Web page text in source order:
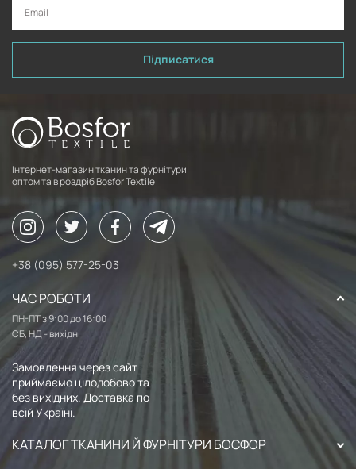
Підписатися
Інтернет-магазин тканин та фурнітури
оптом та в роздріб Bosfor Textile
+38 (095) 577-25-03
ЧАС РОБОТИ
ПН-ПТ з 9:00 до 16:00
СБ, НД - вихідні
Замовлення через сайт
приймаємо цілодобово та
без вихідних. Доставка по
всій Україні.
КАТАЛОГ ТКАНИНИ Й ФУРНІТУРИ БОСФОР